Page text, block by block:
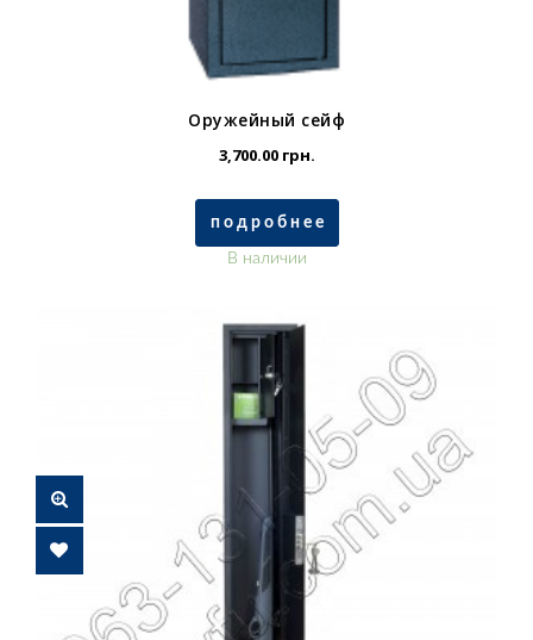
Оружейный сейф
3,700.00 грн.
п о д р о б н е е
В наличии